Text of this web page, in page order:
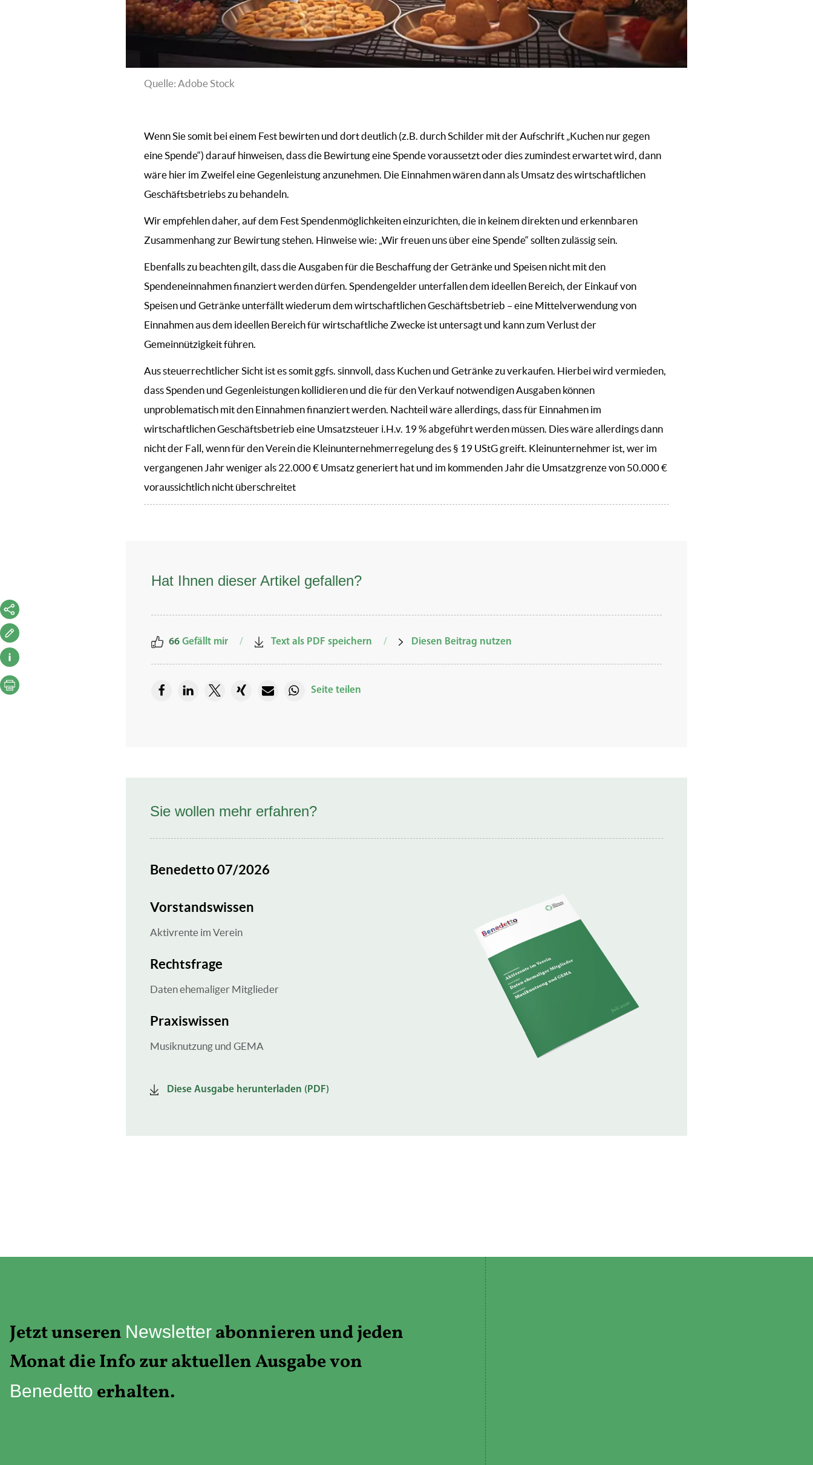
Quelle: Adobe Stock
Wenn Sie somit bei einem Fest bewirten und dort deutlich (z.B. durch Schilder mit der Aufschrift „Kuchen nur gegen
eine Spende“) darauf hinweisen, dass die Bewirtung eine Spende voraussetzt oder dies zumindest erwartet wird, dann
wäre hier im Zweifel eine Gegenleistung anzunehmen. Die Einnahmen wären dann als Umsatz des wirtschaftlichen
Geschäftsbetriebs zu behandeln.
Wir empfehlen daher, auf dem Fest Spendenmöglichkeiten einzurichten, die in keinem direkten und erkennbaren
Zusammenhang zur Bewirtung stehen. Hinweise wie: „Wir freuen uns über eine Spende“ sollten zulässig sein.
Ebenfalls zu beachten gilt, dass die Ausgaben für die Beschaffung der Getränke und Speisen nicht mit den
Spendeneinnahmen finanziert werden dürfen. Spendengelder unterfallen dem ideellen Bereich, der Einkauf von
Speisen und Getränke unterfällt wiederum dem wirtschaftlichen Geschäftsbetrieb – eine Mittelverwendung von
Einnahmen aus dem ideellen Bereich für wirtschaftliche Zwecke ist untersagt und kann zum Verlust der
Gemeinnützigkeit führen.
Aus steuerrechtlicher Sicht ist es somit ggfs. sinnvoll, dass Kuchen und Getränke zu verkaufen. Hierbei wird vermieden,
dass Spenden und Gegenleistungen kollidieren und die für den Verkauf notwendigen Ausgaben können
unproblematisch mit den Einnahmen finanziert werden. Nachteil wäre allerdings, dass für Einnahmen im
wirtschaftlichen Geschäftsbetrieb eine Umsatzsteuer i.H.v. 19 % abgeführt werden müssen. Dies wäre allerdings dann
nicht der Fall, wenn für den Verein die Kleinunternehmerregelung des § 19 UStG greift. Kleinunternehmer ist, wer im
vergangenen Jahr weniger als 22.000 € Umsatz generiert hat und im kommenden Jahr die Umsatzgrenze von 50.000 €
voraussichtlich nicht überschreitet
Hat Ihnen dieser Artikel gefallen?
66 Gefällt mir / Text als PDF speichern / Diesen Beitrag nutzen
Seite teilen
Sie wollen mehr erfahren?
Benedetto 07/2026
Vorstandswissen
Aktivrente im Verein
Rechtsfrage
Daten ehemaliger Mitglieder
Praxiswissen
Musiknutzung und GEMA
Diese Ausgabe herunterladen (PDF)
Jetzt unseren Newsletter abonnieren und jeden
Monat die Info zur aktuellen Ausgabe von
Benedetto erhalten.